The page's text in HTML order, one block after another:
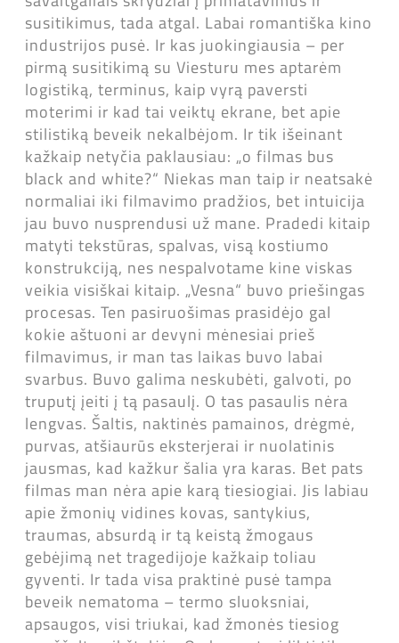
susitikimus, tada atgal. Labai romantiška kino
industrijos pusė. Ir kas juokingiausia – per
pirmą susitikimą su Viesturu mes aptarėm
logistiką, terminus, kaip vyrą paversti
moterimi ir kad tai veiktų ekrane, bet apie
stilistiką beveik nekalbėjom. Ir tik išeinant
kažkaip netyčia paklausiau: „o filmas bus
black and white?“ Niekas man taip ir neatsakė
normaliai iki filmavimo pradžios, bet intuicija
jau buvo nusprendusi už mane. Pradedi kitaip
matyti tekstūras, spalvas, visą kostiumo
konstrukciją, nes nespalvotame kine viskas
veikia visiškai kitaip. „Vesna“ buvo priešingas
procesas. Ten pasiruošimas prasidėjo gal
kokie aštuoni ar devyni mėnesiai prieš
filmavimus, ir man tas laikas buvo labai
svarbus. Buvo galima neskubėti, galvoti, po
truputį įeiti į tą pasaulį. O tas pasaulis nėra
lengvas. Šaltis, naktinės pamainos, drėgmė,
purvas, atšiaurūs eksterjerai ir nuolatinis
jausmas, kad kažkur šalia yra karas. Bet pats
filmas man nėra apie karą tiesiogiai. Jis labiau
apie žmonių vidines kovas, santykius,
traumas, absurdą ir tą keistą žmogaus
gebėjimą net tragedijoje kažkaip toliau
gyventi. Ir tada visa praktinė pusė tampa
beveik nematoma – termo sluoksniai,
apsaugos, visi triukai, kad žmonės tiesiog